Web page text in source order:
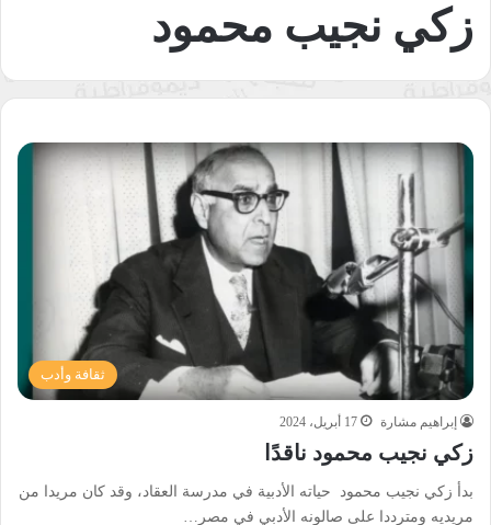
زكي نجيب محمود
ثقافة وأدب
إبراهيم مشارة 17 أبريل، 2024
زكي نجيب محمود ناقدًا
بدأ زكي نجيب محمود حياته الأدبية في مدرسة العقاد، وقد كان مريدا من
مريديه ومترددا على صالونه الأدبي في مصر…